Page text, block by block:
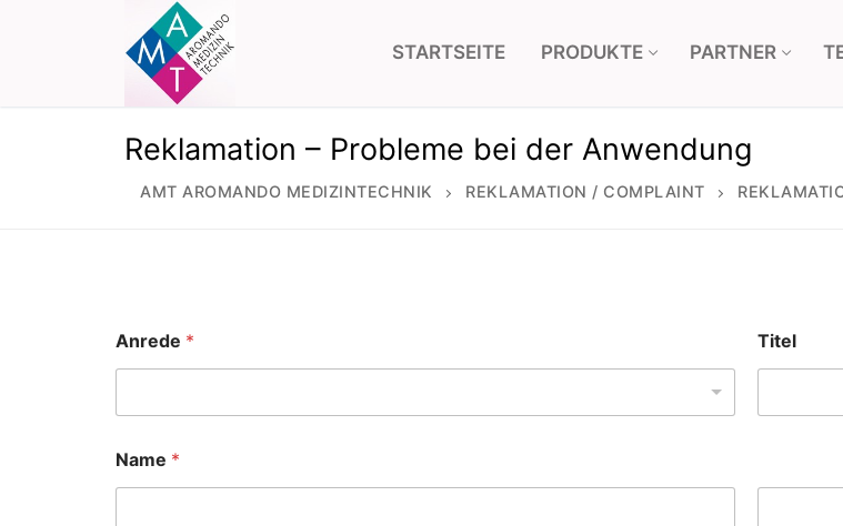
STARTSEITE PRODUKTE PARTNER
Reklamation – Probleme bei der Anwendung
AMT AROMANDO MEDIZINTECHNIK REKLAMATION / COMPLAINT
Anrede * Titel
Name *